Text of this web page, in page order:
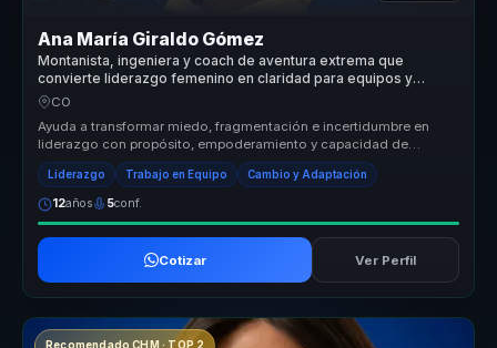
Ana María Giraldo Gómez
Montanista, ingeniera y coach de aventura extrema que
convierte liderazgo femenino en claridad para equipos y
mujeres lideres.
CO
Ayuda a transformar miedo, fragmentación e incertidumbre en
liderazgo con propósito, empoderamiento y capacidad de
avanzar paso a paso ha...
Liderazgo Trabajo en Equipo Cambio y Adaptación
12años 5conf.
Cotizar Ver Perfil